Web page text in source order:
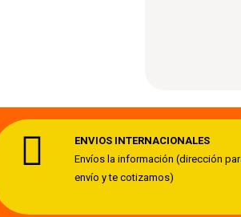
ENVIOS INTERNACIONALES
Envíos la información (dirección
envío y te cotizamos)